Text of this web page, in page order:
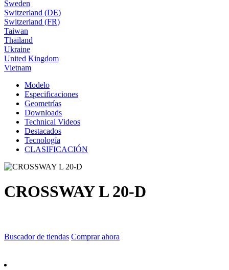
Sweden
Switzerland (DE)
Switzerland (FR)
Taiwan
Thailand
Ukraine
United Kingdom
Vietnam
Modelo
Especificaciones
Geometrías
Downloads
Technical Videos
Destacados
Tecnología
CLASIFICACIÓN
CROSSWAY L 20-D
Buscador de tiendas Comprar ahora